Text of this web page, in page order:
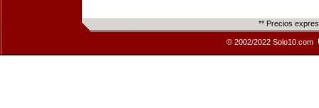
** Precios
© 2002/2022 Solo10.com